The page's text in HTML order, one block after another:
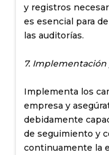
y registros
es esencial para
las auditorías.
7.
Implementa los
empresa y
debidamente
de seguimiento y
continuamente la